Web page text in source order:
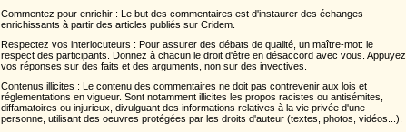
Commentez pour enrichir : Le but des commentaires est d'instaurer des échanges
enrichissants à partir des articles publiés sur Cridem.
Respectez vos interlocuteurs : Pour assurer des débats de qualité, un maître-mot: le
respect des participants. Donnez à chacun le droit d'être en désaccord avec vous. Appuyez
vos réponses sur des faits et des arguments, non sur des invectives.
Contenus illicites : Le contenu des commentaires ne doit pas contrevenir aux lois et
réglementations en vigueur. Sont notamment illicites les propos racistes ou antisémites,
diffamatoires ou injurieux, divulguant des informations relatives à la vie privée d'une
personne, utilisant des oeuvres protégées par les droits d'auteur (textes, photos, vidéos...).